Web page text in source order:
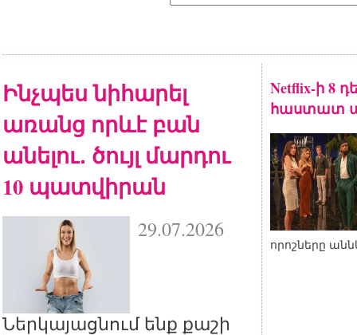
Ինչպես նիհարել
առանց որևէ բան
անելու․ ծույլ մարդու
10 պատվիրան
29.07.2026
Ներկայացնում ենք քաշի
Netflix-ի 8
հաստատ
որոշները